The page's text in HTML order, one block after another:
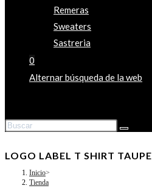
Remeras
Sweaters
Sastreria
0
Alternar búsqueda de la web
LOGO LABEL T SHIRT TAUPE
Inicio>
Tienda